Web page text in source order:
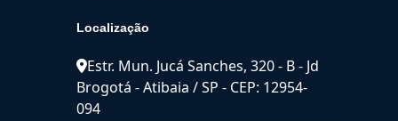
Localização
Estr. Mun. Jucá Sanches, 320 - B - Jd
Brogotá - Atibaia / SP - CEP: 12954-
094